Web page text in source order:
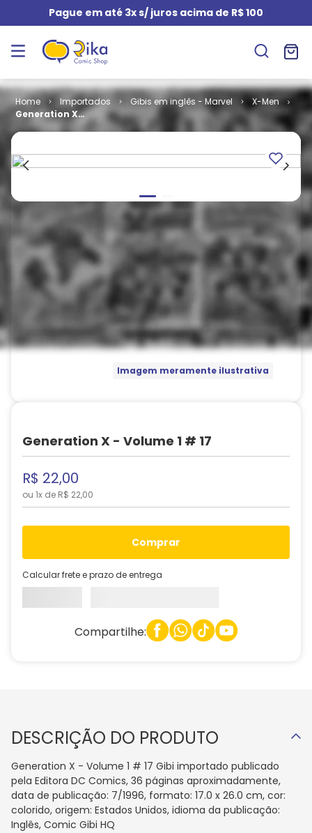
Pague em até 3x s/ juros acima de R$ 100
Importados Gibis em inglês - Marvel
X-Men
Generation X -
Volume 1 # 17
Imagem meramente ilustrativa
Generation X - Volume 1 # 17
R$ 22,00
ou 1x de R$ 22,00
comprar
Calcular frete e prazo de entrega
Compartilhe:
DESCRIÇÃO DO PRODUTO
Generation X - Volume 1 # 17 Gibi importado publicado
pela Editora DC Comics, 36 páginas aproximadamente,
data de publicação: 7/1996, formato: 17.0 x 26.0 cm, cor:
colorido, origem: Estados Unidos, idioma da publicação:
Inglês, Comic Gibi HQ